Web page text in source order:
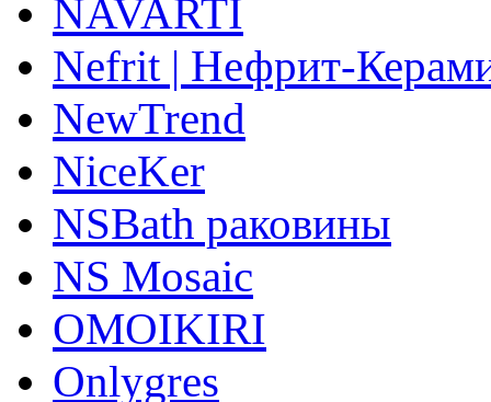
NAVARTI
Nefrit | Нефрит-
NewTrend
NiceKer
NSBath раковины
NS Mosaic
OMOIKIRI
Onlygres